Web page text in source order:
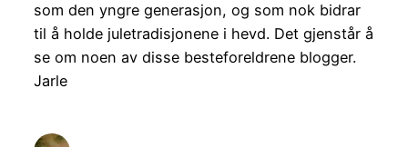
som den yngre generasjon, og som nok bidrar
til å holde juletradisjonene i hevd. Det gjenstår å
se om noen av disse besteforeldrene blogger.
Jarle